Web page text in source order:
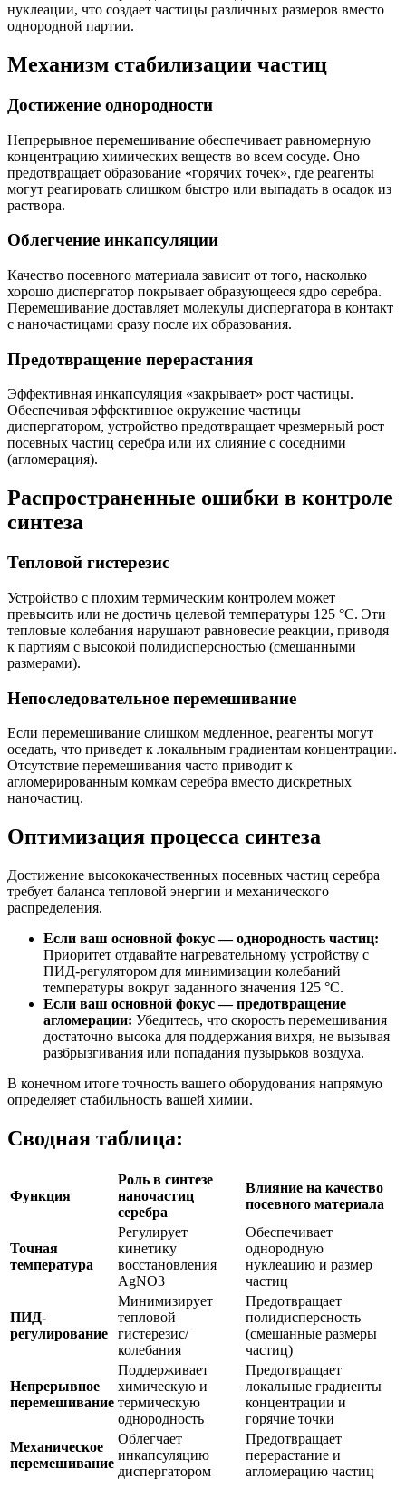
нуклеации, что создает частицы различных размеров вместо
однородной партии.
Механизм стабилизации частиц
Достижение однородности
Непрерывное перемешивание обеспечивает равномерную
концентрацию химических веществ во всем сосуде. Оно
предотвращает образование «горячих точек», где реагенты
могут реагировать слишком быстро или выпадать в осадок из
раствора.
Облегчение инкапсуляции
Качество посевного материала зависит от того, насколько
хорошо диспергатор покрывает образующееся ядро серебра.
Перемешивание доставляет молекулы диспергатора в контакт
с наночастицами сразу после их образования.
Предотвращение перерастания
Эффективная инкапсуляция «закрывает» рост частицы.
Обеспечивая эффективное окружение частицы
диспергатором, устройство предотвращает чрезмерный рост
посевных частиц серебра или их слияние с соседними
(агломерация).
Распространенные ошибки в контроле
синтеза
Тепловой гистерезис
Устройство с плохим термическим контролем может
превысить или не достичь целевой температуры 125 °C. Эти
тепловые колебания нарушают равновесие реакции, приводя
к партиям с высокой полидисперсностью (смешанными
размерами).
Непоследовательное перемешивание
Если перемешивание слишком медленное, реагенты могут
оседать, что приведет к локальным градиентам концентрации.
Отсутствие перемешивания часто приводит к
агломерированным комкам серебра вместо дискретных
наночастиц.
Оптимизация процесса синтеза
Достижение высококачественных посевных частиц серебра
требует баланса тепловой энергии и механического
распределения.
Если ваш основной фокус — однородность частиц:
Приоритет отдавайте нагревательному устройству с
ПИД-регулятором для минимизации колебаний
температуры вокруг заданного значения 125 °C.
Если ваш основной фокус — предотвращение
агломерации: Убедитесь, что скорость перемешивания
достаточно высока для поддержания вихря, не вызывая
разбрызгивания или попадания пузырьков воздуха.
В конечном итоге точность вашего оборудования напрямую
определяет стабильность вашей химии.
Сводная таблица:
Функция
Роль в синтезе
наночастиц
серебра
Влияние на качество
посевного материала
Точная
температура
Регулирует
кинетику
восстановления
AgNO3
Обеспечивает
однородную
нуклеацию и размер
частиц
ПИД-
регулирование
Минимизирует
тепловой
гистерезис/
колебания
Предотвращает
полидисперсность
(смешанные размеры
частиц)
Непрерывное
перемешивание
Поддерживает
химическую и
термическую
однородность
Предотвращает
локальные градиенты
концентрации и
горячие точки
Механическое
перемешивание
Облегчает
инкапсуляцию
диспергатором
Предотвращает
перерастание и
агломерацию частиц